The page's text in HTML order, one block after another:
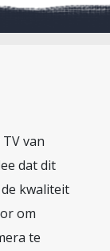
van
dat dit
kwaliteit
om
te